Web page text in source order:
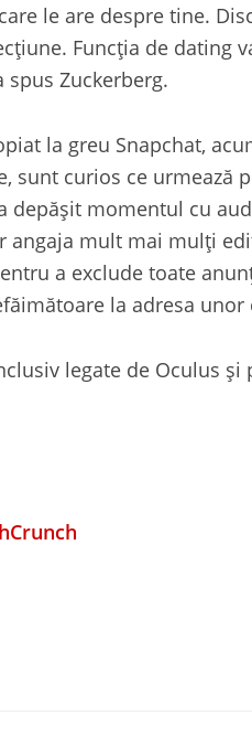
le are despre tine.
Funcția de dating
Zuckerberg.
la greu Snapchat,
sunt curios ce urmează
depășit momentul cu
angaja mult mai mulți
a exclude toate
la adresa unor
legate de Oculus și